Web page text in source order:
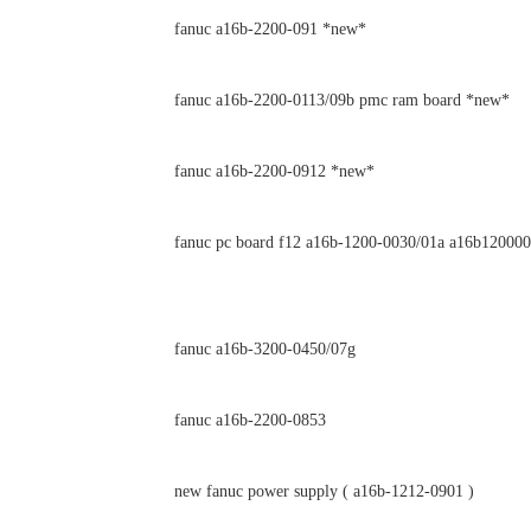
fanuc a16b-2200-091 *new*
fanuc a16b-2200-0113/09b pmc ram board *new*
fanuc a16b-2200-0912 *new*
fanuc pc board f12 a16b-1200-0030/01a
fanuc a16b-3200-0450/07g
fanuc a16b-2200-0853
new fanuc power supply ( a16b-1212-0901 )